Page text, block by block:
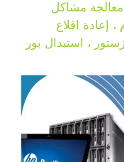
معالجة مشاكل
إعادة اقلاع
، استبدال بور